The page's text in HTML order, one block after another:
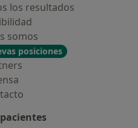
los resultados
somos
posiciones